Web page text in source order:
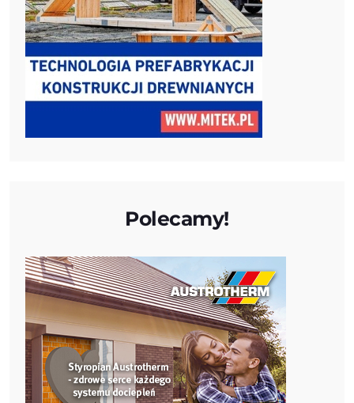
Polecamy!